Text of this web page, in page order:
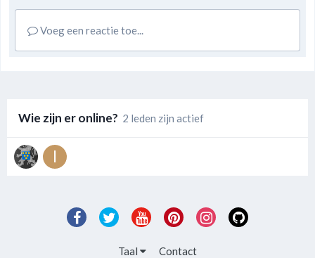
Voeg een reactie toe...
Wie zijn er online? 2 leden zijn actief
Taal Contact